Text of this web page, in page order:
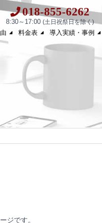
018-855-6262
8:30～17:00 (土日祝祭日を除く)
料金表 導入実績・事例
ジです。